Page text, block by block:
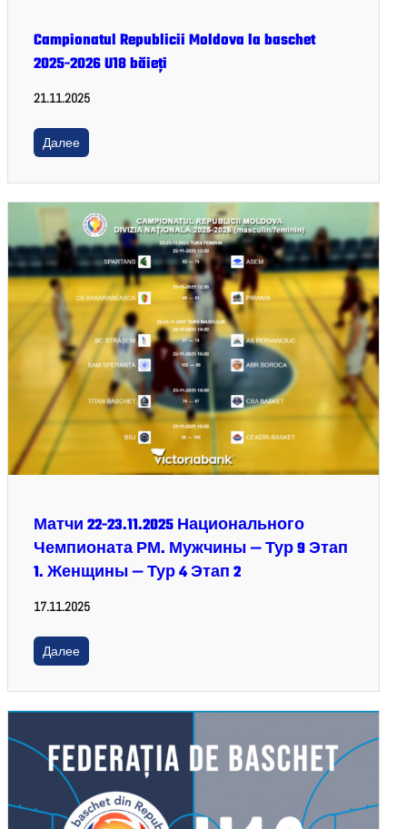
Campionatul Republicii Moldova la baschet
2025-2026 U18 băieți
21.11.2025
Далее
Матчи 22-23.11.2025 Национального
Чемпионата РМ. Мужчины — Тур 9 Этап
1. Женщины — Тур 4 Этап 2
17.11.2025
Далее